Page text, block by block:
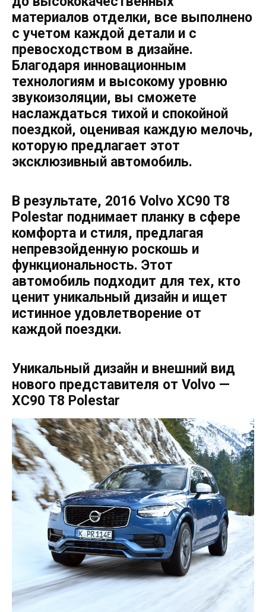
материалов отделки, все выполнено
с учетом каждой детали и с
превосходством в дизайне.
Благодаря инновационным
технологиям и высокому уровню
звукоизоляции, вы сможете
наслаждаться тихой и спокойной
поездкой, оценивая каждую мелочь,
которую предлагает этот
эксклюзивный автомобиль.
В результате, 2016 Volvo XC90 T8
Polestar поднимает планку в сфере
комфорта и стиля, предлагая
непревзойденную роскошь и
функциональность. Этот
автомобиль подходит для тех, кто
ценит уникальный дизайн и ищет
истинное удовлетворение от
каждой поездки.
Уникальный дизайн и внешний вид
нового представителя от Volvo —
XC90 T8 Polestar